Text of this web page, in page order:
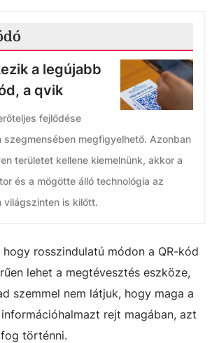
a legújabb
a qvik
fejlődése
szegmensében megfigyelhető. Azonban
területet kellene kiemelnünk, akkor a
és a mögötte álló technológia az
világszinten is kilőtt.
hogy rosszindulatú módon a QR-kód
lehet a megtévesztés eszköze,
szemmel nem látjuk, hogy maga a
rejt magában, azt
történni.